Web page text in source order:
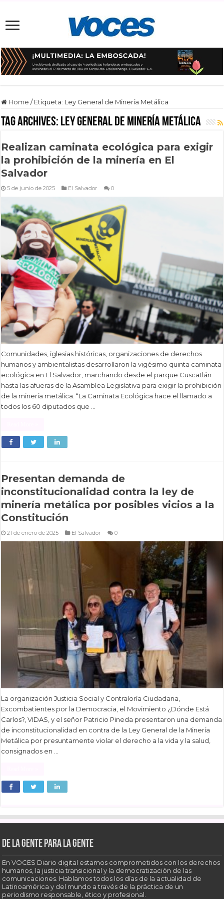
Home / Etiqueta: Ley General de Minería Metálica
Tag Archives: Ley General de Minería Metálica
Realizan caminata ecológica para exigir
la prohibición de la minería en El
Salvador
5 de junio de 2025 El Salvador 0
Comunidades, iglesias históricas, organizaciones de derechos
humanos y ambientalistas desarrollaron la vigésimo quinta caminata
ecológica en El Salvador, marchando desde el parque Cuscatlán
hasta las afueras de la Asamblea Legislativa para exigir la prohibición
de la minería metálica. “La Caminata Ecológica hace el llamado a
todos los 60 diputados que …
Presentan demanda de
inconstitucionalidad contra la ley de
minería metálica por posibles vicios a la
Constitución
21 de enero de 2025 El Salvador 0
La organización Justicia Social y Contraloría Ciudadana,
Excombatientes por la Democracia, el Movimiento ¿Dónde Está
Carlos?, VIDAS, y el señor Patricio Pineda presentaron una demanda
de inconstitucionalidad en contra de la Ley General de la Minería
Metálica por presuntamente violar el derecho a la vida y la salud,
consignados en …
De la gente para la gente
En VOCES Diario digital estamos comprometidos con los derechos
humanos, la justicia transicional y la democratización de las
comunicaciones. Hablamos todos los días de la actualidad de
Latinoamérica y del mundo a través de la práctica de un
periodismo responsable, ético y profesional.